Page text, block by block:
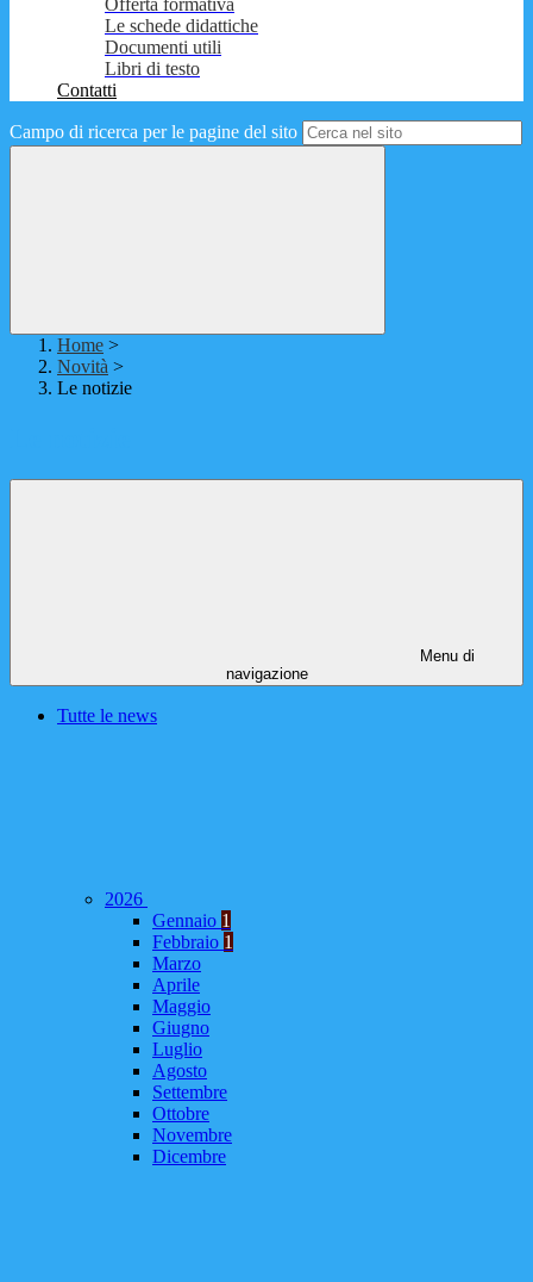
Offerta formativa
Le schede didattiche
Documenti utili
Libri di testo
Contatti
Campo di ricerca per le pagine del sito
Home >
Novità >
Le notizie
Menu di
navigazione
Tutte le news
2026
Gennaio 1
Febbraio 1
Marzo
Aprile
Maggio
Giugno
Luglio
Agosto
Settembre
Ottobre
Novembre
Dicembre